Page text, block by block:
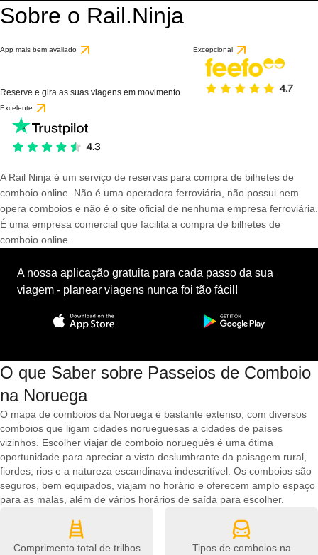
Sobre o Rail.Ninja
App mais bem avaliado
Reserve e gira as suas viagens em movimento
Excepcional
Excelente
A Rail Ninja é um serviço de reservas para compra de bilhetes de
comboio online. Não é uma operadora ferroviária, não possui nem
opera comboios e não é o site oficial de nenhuma empresa ferroviária.
É uma empresa comercial que facilita a compra de bilhetes de
comboio online.
A nossa aplicação gratuita para cada passo da sua
viagem - planear viagens nunca foi tão fácil!
O que Saber sobre Passeios de Comboio
na Noruega
O mapa de comboios da Noruega é bastante extenso, com diversos
comboios que ligam cidades norueguesas a cidades de países
vizinhos. Escolher viajar de comboio norueguês é uma ótima
oportunidade para apreciar a vista deslumbrante da paisagem rural,
fiordes, rios e a natureza escandinava indescritível. Os comboios são
seguros, bem equipados, viajam no horário e oferecem amplo espaço
para as malas, além de vários horários de saída para escolher.
Comprimento total de trilhos
Tipos de comboios na